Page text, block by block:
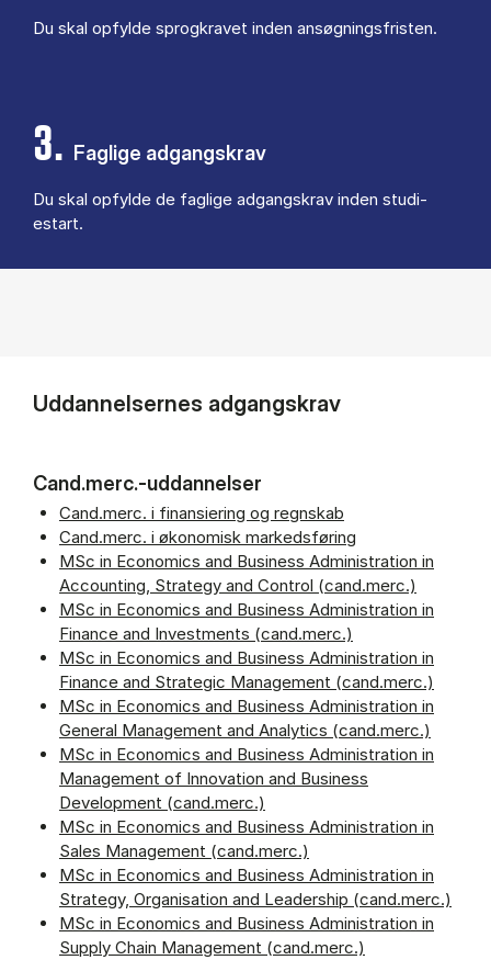
Du skal op­fyl­de sprog­kra­vet in­den an­søg­nings­fri­sten.
3. Faglige adgangskrav
Du skal op­fyl­de de fag­li­ge ad­gangs­krav in­den stu­di­
estart.
Uddannelsernes adgangskrav
Cand.merc.-uddannelser
Cand.merc. i finansiering og regnskab
Cand.merc. i økonomisk markedsføring
MSc in Economics and Business Administration in
Accounting, Strategy and Control (cand.merc.)
MSc in Economics and Business Administration in
Finance and Investments (cand.merc.)
MSc in Economics and Business Administration in
Finance and Strategic Management (cand.merc.)
MSc in Economics and Business Administration in
General Management and Analytics (cand.merc.)
MSc in Economics and Business Administration in
Management of Innovation and Business
Development (cand.merc.)
MSc in Economics and Business Administration in
Sales Management (cand.merc.)
MSc in Economics and Business Administration in
Strategy, Organisation and Leadership (cand.merc.)
MSc in Economics and Business Administration in
Supply Chain Management (cand.merc.)